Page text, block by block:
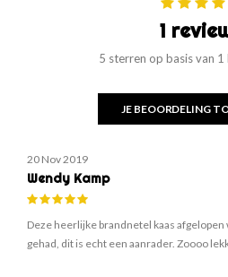
1
5 sterren op basis van
JE BEOORDELING
20 Nov 2019
Wendy Kamp
Deze heerlijke brandnetel kaas
gehad, dit is echt een aanrader. Zoooo